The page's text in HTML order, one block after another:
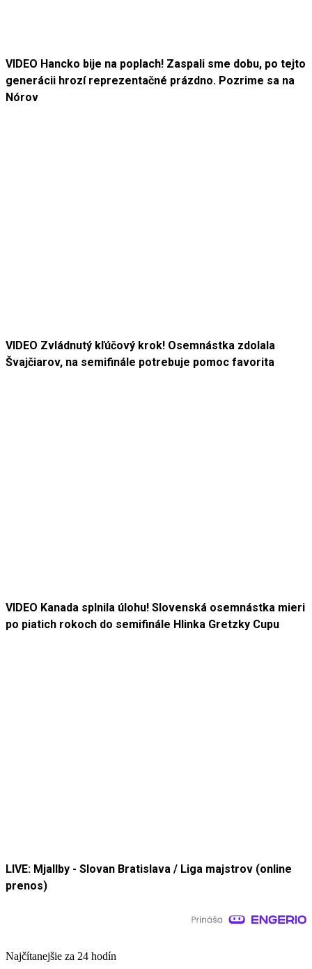
VIDEO Hancko bije na poplach! Zaspali sme dobu, po tejto
generácii hrozí reprezentačné prázdno. Pozrime sa na
Nórov
VIDEO Zvládnutý kľúčový krok! Osemnástka zdolala
Švajčiarov, na semifinále potrebuje pomoc favorita
VIDEO Kanada splnila úlohu! Slovenská osemnástka mieri
po piatich rokoch do semifinále Hlinka Gretzky Cupu
LIVE: Mjallby - Slovan Bratislava / Liga majstrov (online
prenos)
Najčítanejšie za 24 hodín